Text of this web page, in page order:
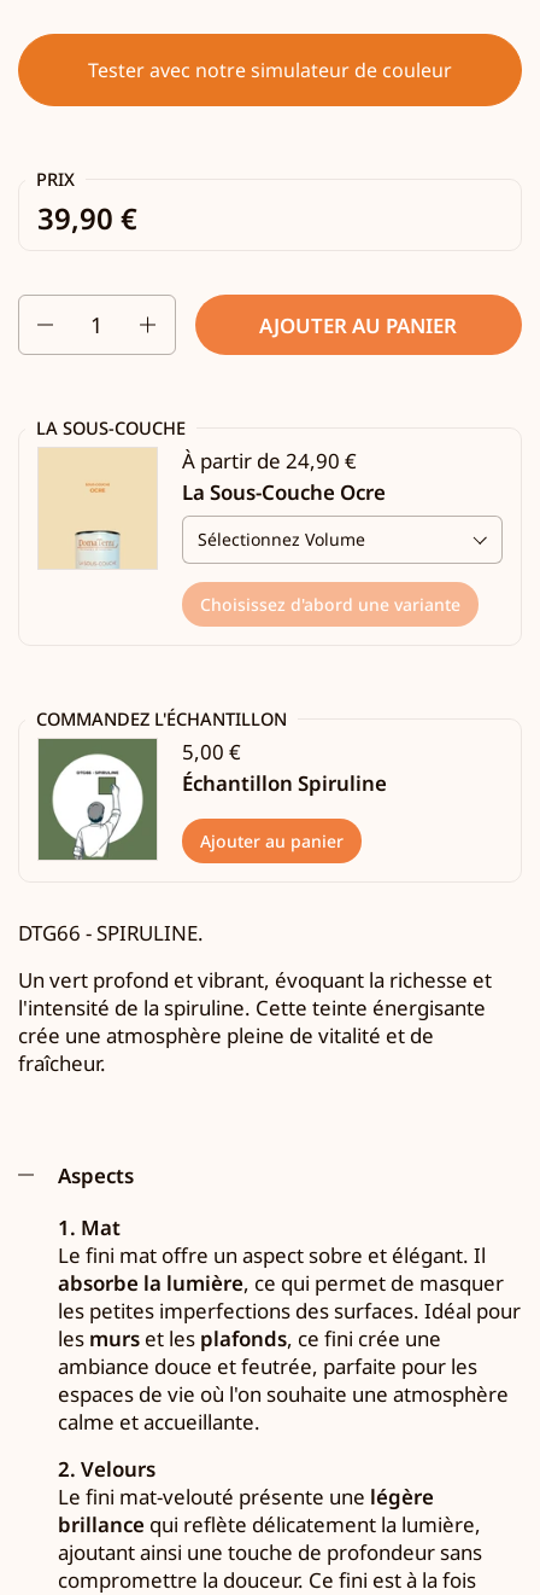
Tester avec notre simulateur de couleur
PRIX
39,90 €
AJOUTER AU PANIER
LA SOUS-COUCHE
À partir de 24,90 €
La Sous-Couche Ocre
Choisissez d'abord une variante
COMMANDEZ L'ÉCHANTILLON
5,00 €
Échantillon Spiruline
Ajouter au panier
DTG66 -SPIRULINE.
Un vert profond et vibrant, évoquant la richesse et
l'intensité de la spiruline. Cette teinte énergisante
crée une atmosphère pleine de vitalité et de
fraîcheur.
Aspects
1. Mat
Le fini mat offre un aspect sobre et élégant. Il
absorbe la lumière, ce qui permet de masquer
les petites imperfections des surfaces. Idéal pour
les murs et les plafonds, ce fini crée une
ambiance douce et feutrée, parfaite pour les
espaces de vie où l'on souhaite une atmosphère
calme et accueillante.
2. Velours
Le fini mat-velouté présente une légère
brillance qui reflète délicatement la lumière,
ajoutant ainsi une touche de profondeur sans
compromettre la douceur. Ce fini est à la fois